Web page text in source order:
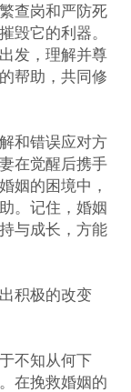
查岗和严防死
毁它的利器。
发，理解并尊
帮助，共同修
和错误应对方
在觉醒后携手
姻的困境中，
。记住，婚姻
与成长，方能
积极的改变
不知从何下
在挽救婚姻的